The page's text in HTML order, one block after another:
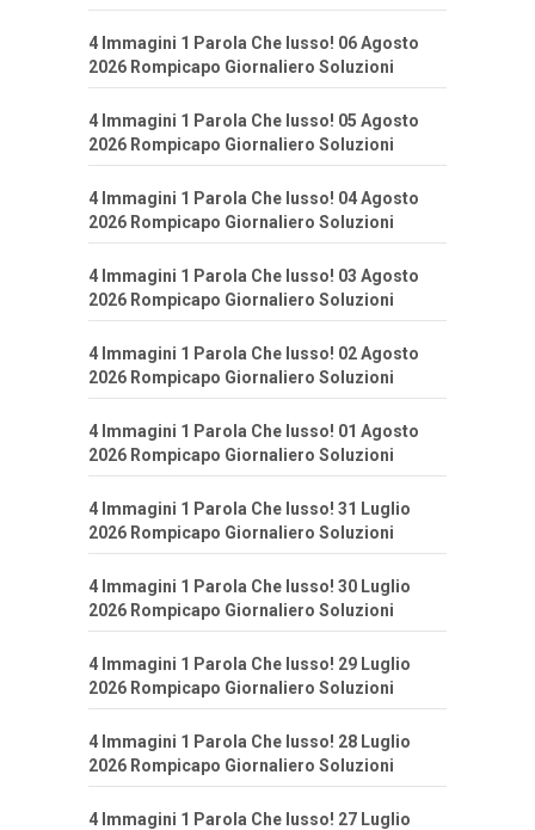
4 Immagini 1 Parola Che lusso! 06 Agosto
2026 Rompicapo Giornaliero Soluzioni
4 Immagini 1 Parola Che lusso! 05 Agosto
2026 Rompicapo Giornaliero Soluzioni
4 Immagini 1 Parola Che lusso! 04 Agosto
2026 Rompicapo Giornaliero Soluzioni
4 Immagini 1 Parola Che lusso! 03 Agosto
2026 Rompicapo Giornaliero Soluzioni
4 Immagini 1 Parola Che lusso! 02 Agosto
2026 Rompicapo Giornaliero Soluzioni
4 Immagini 1 Parola Che lusso! 01 Agosto
2026 Rompicapo Giornaliero Soluzioni
4 Immagini 1 Parola Che lusso! 31 Luglio
2026 Rompicapo Giornaliero Soluzioni
4 Immagini 1 Parola Che lusso! 30 Luglio
2026 Rompicapo Giornaliero Soluzioni
4 Immagini 1 Parola Che lusso! 29 Luglio
2026 Rompicapo Giornaliero Soluzioni
4 Immagini 1 Parola Che lusso! 28 Luglio
2026 Rompicapo Giornaliero Soluzioni
4 Immagini 1 Parola Che lusso! 27 Luglio